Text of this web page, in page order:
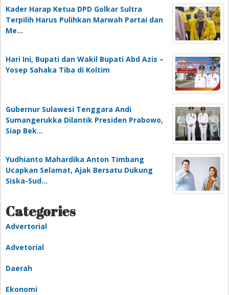
Kader Harap Ketua DPD Golkar Sultra
Terpilih Harus Pulihkan Marwah Partai dan
Me…
Hari Ini, Bupati dan Wakil Bupati Abd Azis –
Yosep Sahaka Tiba di Koltim
Gubernur Sulawesi Tenggara Andi
Sumangerukka Dilantik Presiden Prabowo,
Siap Bek…
Yudhianto Mahardika Anton Timbang
Ucapkan Selamat, Ajak Bersatu Dukung
Siska-Sud…
Categories
Advertorial
Advetorial
Daerah
Ekonomi